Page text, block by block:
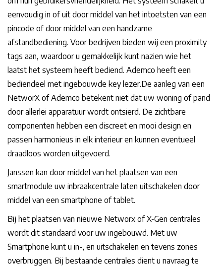
eenvoudig in of uit door middel van het intoetsten van een
pincode of door middel van een handzame
afstandbediening. Voor bedrijven bieden wij een proximity
tags aan, waardoor u gemakkelijk kunt nazien wie het
laatst het systeem heeft bediend. Ademco heeft een
bediendeel met ingebouwde key lezer.De aanleg van een
NetworX of Ademco betekent niet dat uw woning of pand
door allerlei apparatuur wordt ontsierd. De zichtbare
componenten hebben een discreet en mooi design en
passen harmonieus in elk interieur en kunnen eventueel
draadloos worden uitgevoerd.
Janssen kan door middel van het plaatsen van een
smartmodule uw inbraakcentrale laten uitschakelen door
middel van een smartphone of tablet.
Bij het plaatsen van nieuwe Networx of X-Gen centrales
wordt dit standaard voor uw ingebouwd. Met uw
Smartphone kunt u in-, en uitschakelen en tevens zones
overbruggen. Bij bestaande centrales dient u navraag te